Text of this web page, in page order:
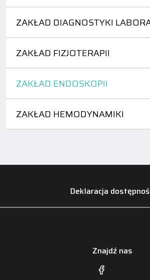
ZAKŁAD DIAGNOSTYKI
ZAKŁAD FIZJOTERAPII
ZAKŁAD ENDOSKOPII
ZAKŁAD HEMODYNAMIKI
Deklaracja
Znajdź nas